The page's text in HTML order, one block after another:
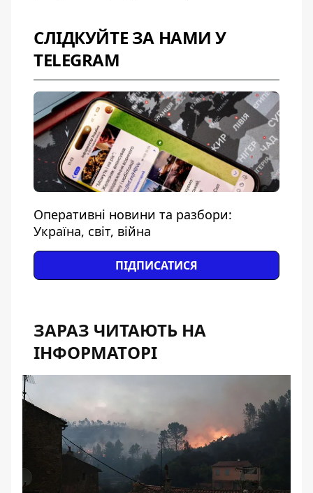
СЛІДКУЙТЕ ЗА НАМИ У
TELEGRAM
Оперативні новини та разбори:
Україна, світ, війна
ПІДПИСАТИСЯ
ЗАРАЗ ЧИТАЮТЬ НА
ІНФОРМАТОРІ